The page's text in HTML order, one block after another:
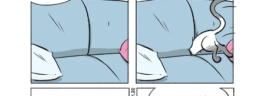
MINHA CONTA
CARRINHO
Search
Search Button